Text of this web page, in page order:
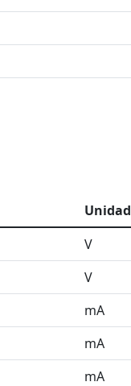
Unidad
V
V
mA
mA
mA